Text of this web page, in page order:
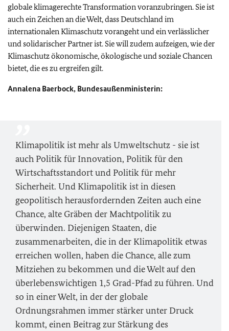
globale klimagerechte Transformation voranzubringen. Sie ist
auch ein Zeichen an die Welt, dass Deutschland im
internationalen Klimaschutz vorangeht und ein verlässlicher
und solidarischer Partner ist. Sie will zudem aufzeigen, wie der
Klimaschutz ökonomische, ökologische und soziale Chancen
bietet, die es zu ergreifen gilt.
Annalena Baerbock, Bundesaußenministerin:
Klimapolitik ist mehr als Umweltschutz - sie ist
auch Politik für Innovation, Politik für den
Wirtschaftsstandort und Politik für mehr
Sicherheit. Und Klimapolitik ist in diesen
geopolitisch herausfordernden Zeiten auch eine
Chance, alte Gräben der Machtpolitik zu
überwinden. Diejenigen Staaten, die
zusammenarbeiten, die in der Klimapolitik etwas
erreichen wollen, haben die Chance, alle zum
Mitziehen zu bekommen und die Welt auf den
überlebenswichtigen 1,5 Grad-Pfad zu führen. Und
so in einer Welt, in der der globale
Ordnungsrahmen immer stärker unter Druck
kommt, einen Beitrag zur Stärkung des